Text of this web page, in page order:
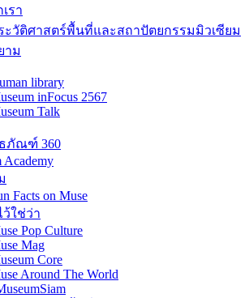
รา
ะวัติศาสตร์พื้นที่และสถาปัตยกรรมมิวเซียม
าม
library
inFocus 2567
Talk
ภัณฑ์ 360
Academy
Facts on Muse
ว้ใช่ว่า
Pop Culture
Mag
Core
Around The World